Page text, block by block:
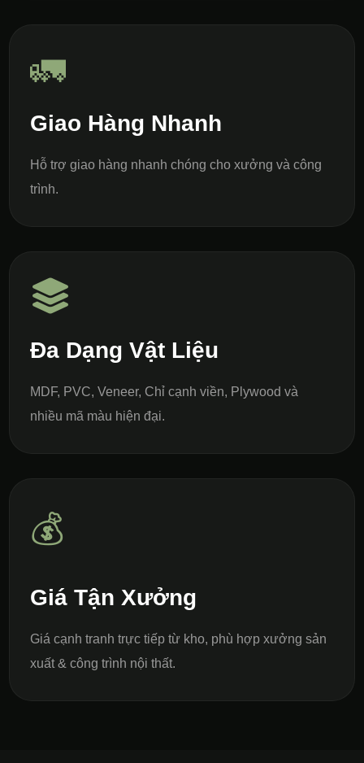
🚛
Giao Hàng Nhanh
Hỗ trợ giao hàng nhanh chóng cho xưởng và công
trình.
Đa Dạng Vật Liệu
MDF, PVC, Veneer, Chỉ cạnh viền, Plywood và
nhiều mã màu hiện đại.
💰
Giá Tận Xưởng
Giá cạnh tranh trực tiếp từ kho, phù hợp xưởng sản
xuất & công trình nội thất.